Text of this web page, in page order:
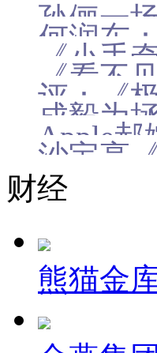
孙俪一
业
何润东
秀
《小手
《看不
评：《
成毅为
Apple
沙宝亮
财经
熊猫金